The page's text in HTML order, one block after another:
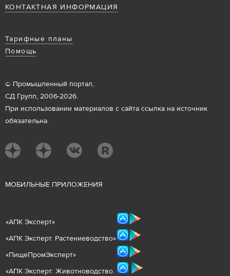
КОНТАКТНАЯ ИНФОРМАЦИЯ
Тарифные планы
Помощь
© Промышленный портал,
СД Групп, 2006-2026.
При использовании материалов с сайта ссылка на источник
обязательна.
МОБИЛЬНЫЕ ПРИЛОЖЕНИЯ
«АПК Эксперт»
«АПК Эксперт. Растениеводство»
«ПищеПромЭксперт»
«АПК Эксперт: Животноводство.